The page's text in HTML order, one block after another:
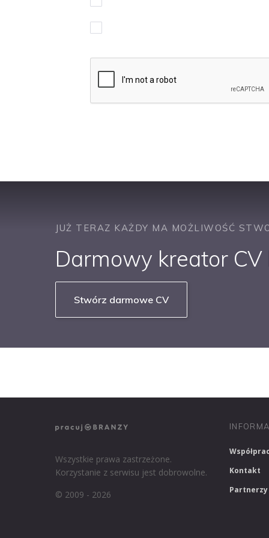
JUŻ TERAZ KAŻDY MA MOŻLIWOŚĆ
Darmowy kreator
Stwórz darmowe CV
Wszystkie prawa zastrzeżone.
Korzystanie z serwisu jest dobrowolne.
© 2009 - 2026
Kontakt
Partnerzy